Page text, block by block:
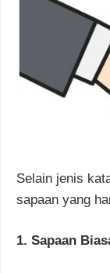
Selain jenis
sapaan yang
1. Sapaan